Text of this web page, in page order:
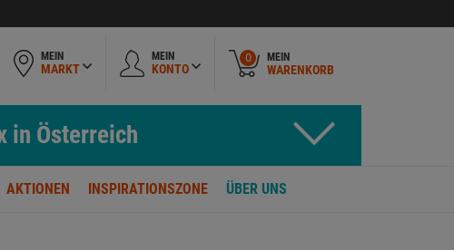
MEIN
MARKT
MEIN
KONTO
0 MEIN
WARENKORB
in Österreich
AKTIONEN INSPIRATIONSZONE ÜBER UNS